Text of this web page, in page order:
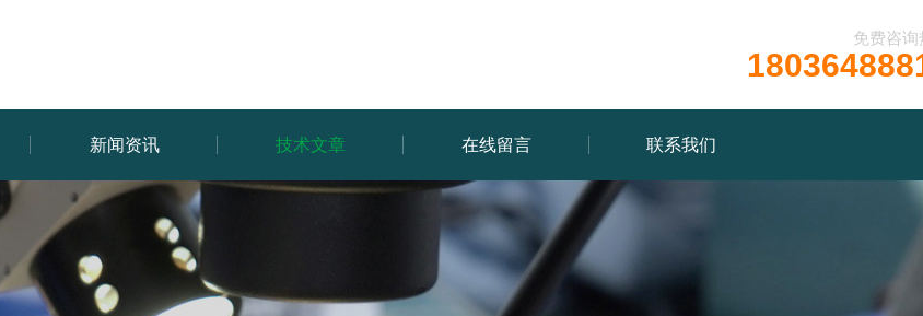
免费咨询
新闻资讯 技术文章 在线留言 联系我们